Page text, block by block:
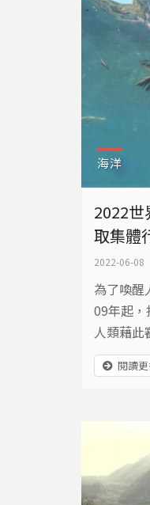
海洋
2022
取集體
2022-06-08
為了喚醒
09年起
人類藉此
源等問題
行動。
閱讀